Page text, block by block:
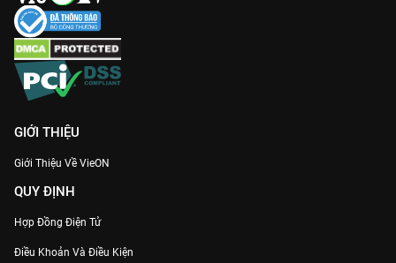
GIỚI THIỆU
Giới Thiệu Về VieON
QUY ĐỊNH
Hợp Đồng Điện Tử
Điều Khoản Và Điều Kiện